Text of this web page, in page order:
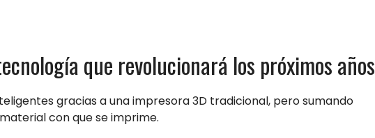
que revolucionará los próximos años
gracias a una impresora 3D tradicional, pero sumando
con que se imprime.